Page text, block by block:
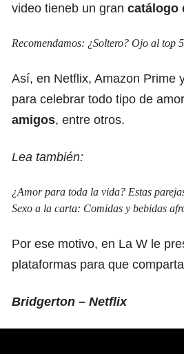
video tieneb un gran catálogo
Recomendamos: ¿Soltero? Ojo al top
Así, en Netflix, Amazon Prime
para celebrar todo tipo de
amigos, entre otros.
Lea también:
¿Amor para toda la vida? Estas
Sexo a la carta: Comidas y bebidas
Por ese motivo, en La W le
plataformas para que
Bridgerton – Netflix